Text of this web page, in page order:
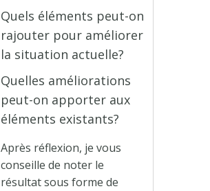
Quels éléments peut-on
rajouter pour améliorer
la situation actuelle?
Quelles améliorations
peut-on apporter aux
éléments existants?
Après réflexion, je vous
conseille de noter le
résultat sous forme de